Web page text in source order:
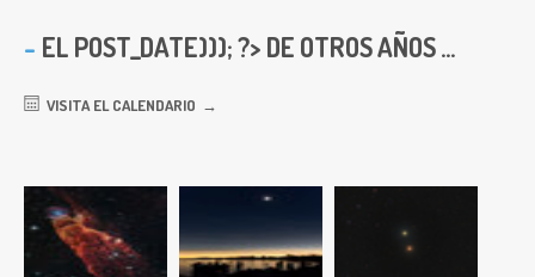
EL POST_DATE))); ?> DE OTROS AÑOS ...
VISITA EL CALENDARIO